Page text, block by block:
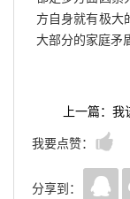
方自身就有极大
大部分的家庭矛
上一篇：
我要点赞：
分享到：